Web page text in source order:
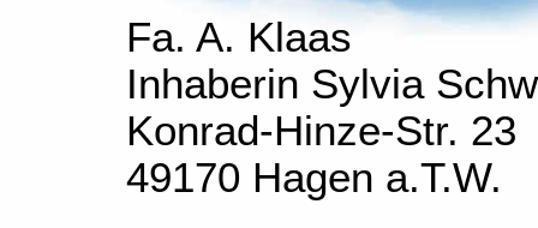
Fa. A. Klaas
Inhaberin Sylvia
Konrad-Hinze-Str. 23
49170 Hagen a.T.W.